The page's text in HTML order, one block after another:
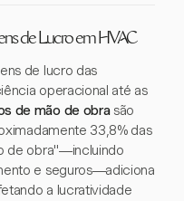
de Lucro em HVAC
de lucro das
operacional até as
de mão de obrasão
33,8% das
de obra"—incluindo
e seguros—adiciona
a lucratividade